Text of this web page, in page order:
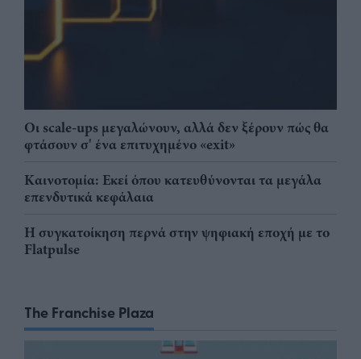
Οι scale-ups μεγαλώνουν, αλλά δεν ξέρουν πώς θα
φτάσουν σ' ένα επιτυχημένο «exit»
Καινοτομία: Εκεί όπου κατευθύνονται τα μεγάλα
επενδυτικά κεφάλαια
Η συγκατοίκηση περνά στην ψηφιακή εποχή με το
Flatpulse
The Franchise Plaza